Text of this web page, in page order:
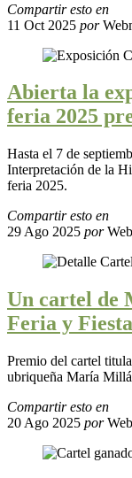
Compartir esto en
11 Oct 2025 por
Abierta la
feria 2025
Hasta el 7 de
Interpretación de la
feria 2025.
Compartir esto en
29 Ago 2025 por
Un cartel de
Feria y
Premio del cartel
ubriqueña María
Compartir esto en
20 Ago 2025 por